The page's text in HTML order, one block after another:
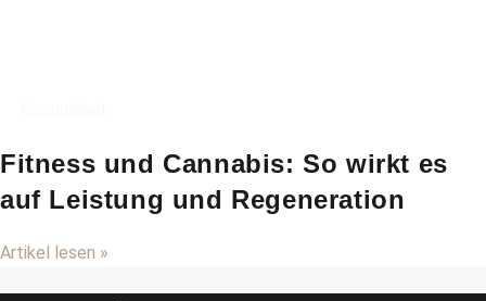
Fitness und Cannabis: So wirkt es
auf Leistung und Regeneration
Artikel lesen »